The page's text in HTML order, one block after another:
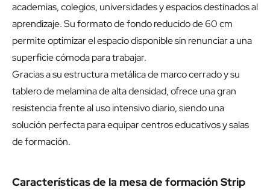
academias, colegios, universidades y espacios destinados al
aprendizaje. Su formato de fondo reducido de 60 cm
permite optimizar el espacio disponible sin renunciar a una
superficie cómoda para trabajar.
Gracias a su estructura metálica de marco cerrado y su
tablero de melamina de alta densidad, ofrece una gran
resistencia frente al uso intensivo diario, siendo una
solución perfecta para equipar centros educativos y salas
de formación.
Características de la mesa de formación Strip